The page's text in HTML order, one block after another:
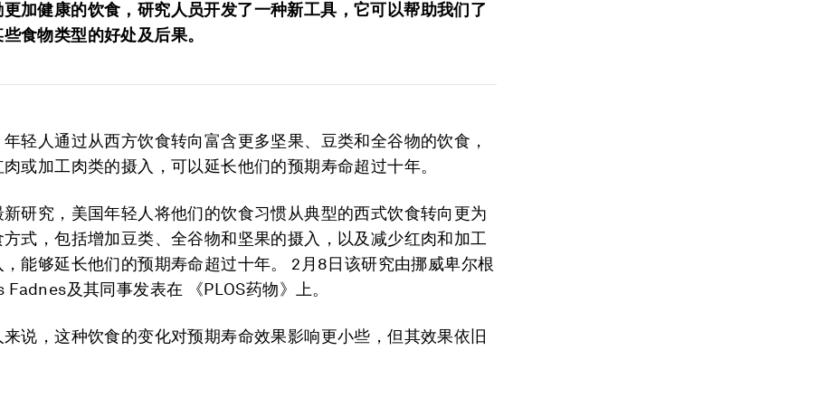
更加健康的饮食，研究人员开发了一种新工具，它可以帮助我们了
食物类型的好处及后果。
轻人通过从西方饮食转向富含更多坚果、豆类和全谷物的饮食，
肉或加工肉类的摄入，可以延长他们的预期寿命超过十年。
研究，美国年轻人将他们的饮食习惯从典型的西式饮食转向更为
式，包括增加豆类、全谷物和坚果的摄入，以及减少红肉和加工
，能够延长他们的预期寿命超过十年。 2月8日该研究由挪威卑尔根
Fadnes及其同事发表在 《PLOS药物》上。
说，这种饮食的变化对预期寿命效果影响更小些，但其效果依旧